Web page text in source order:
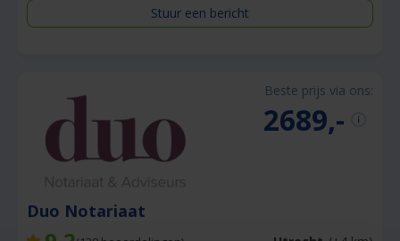
Stuur een bericht
Beste prijs via ons:
2689,-
Duo Notariaat